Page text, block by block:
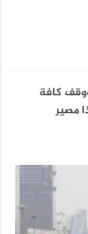
كافة
مصير